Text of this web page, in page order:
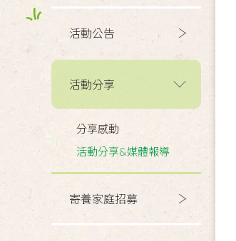
活動公告
活動分享
分享感動
活動分享&媒體報導
寄養家庭招募